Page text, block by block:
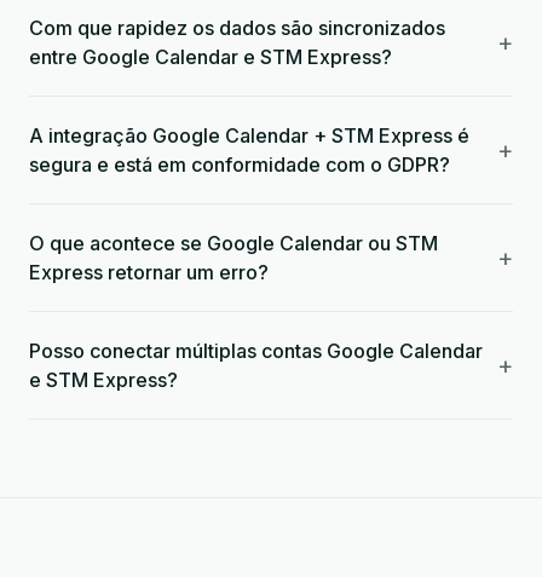
Com que rapidez os dados são sincronizados
entre Google Calendar e STM Express?
+
A integração Google Calendar + STM Express é
segura e está em conformidade com o GDPR?
+
O que acontece se Google Calendar ou STM
Express retornar um erro?
+
Posso conectar múltiplas contas Google Calendar
e STM Express?
+